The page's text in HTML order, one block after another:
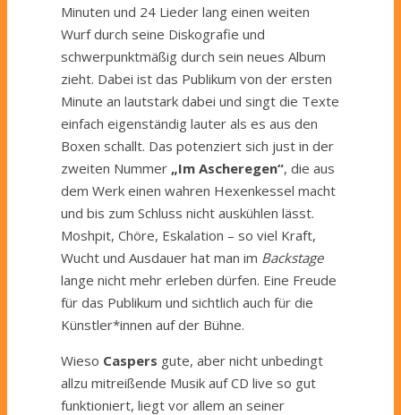
Minuten und 24 Lieder lang einen weiten
Wurf durch seine Diskografie und
schwerpunktmäßig durch sein neues Album
zieht. Dabei ist das Publikum von der ersten
Minute an lautstark dabei und singt die Texte
einfach eigenständig lauter als es aus den
Boxen schallt. Das potenziert sich just in der
zweiten Nummer „Im Ascheregen“, die aus
dem Werk einen wahren Hexenkessel macht
und bis zum Schluss nicht auskühlen lässt.
Moshpit, Chöre, Eskalation – so viel Kraft,
Wucht und Ausdauer hat man im Backstage
lange nicht mehr erleben dürfen. Eine Freude
für das Publikum und sichtlich auch für die
Künstler*innen auf der Bühne.
Wieso Caspers gute, aber nicht unbedingt
allzu mitreißende Musik auf CD live so gut
funktioniert, liegt vor allem an seiner